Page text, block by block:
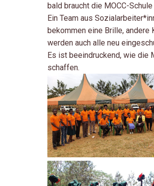
bald braucht die MOCC-
Ein Team aus
bekommen eine Brille, andere
werden auch alle neu
Es ist beeindruckend, wie die
schaffen.